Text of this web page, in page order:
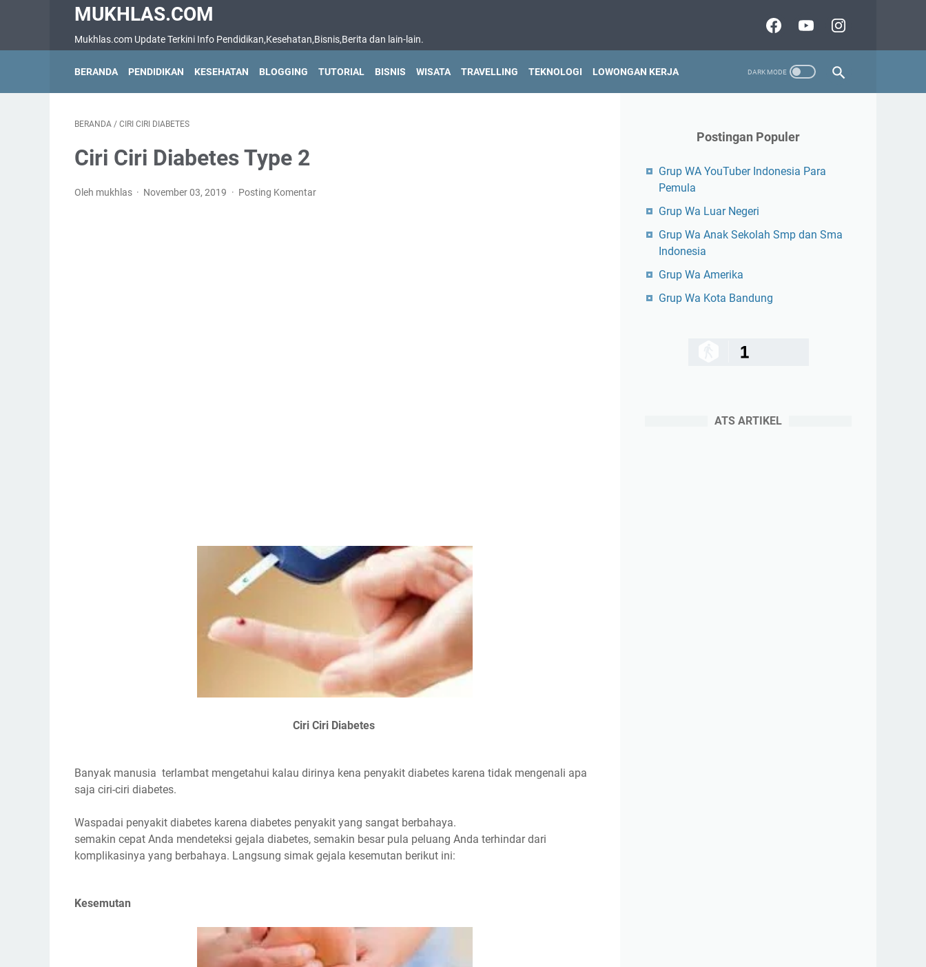
MUKHLAS.COM
Mukhlas.com Update Terkini Info Pendidikan,Kesehatan,Bisnis,Berita dan lain-lain.
BERANDA PENDIDIKAN KESEHATAN BLOGGING TUTORIAL BISNIS WISATA TRAVELLING TEKNOLOGI LOWONGAN KERJA
BERANDA / CIRI CIRI DIABETES
Ciri Ciri Diabetes Type 2
Oleh mukhlas November 03, 2019 Posting Komentar
Ciri Ciri Diabetes
Banyak manusia terlambat mengetahui kalau dirinya kena penyakit diabetes karena tidak mengenali apa
saja ciri-ciri diabetes.
Waspadai penyakit diabetes karena diabetes penyakit yang sangat berbahaya.
semakin cepat Anda mendeteksi gejala diabetes, semakin besar pula peluang Anda terhindar dari
komplikasinya yang berbahaya. Langsung simak gejala kesemutan berikut ini:
Kesemutan
Postingan Populer
Grup WA YouTuber Indonesia Para
Pemula
Grup Wa Luar Negeri
Grup Wa Anak Sekolah Smp dan Sma
Indonesia
Grup Wa Amerika
Grup Wa Kota Bandung
1
ATS ARTIKEL